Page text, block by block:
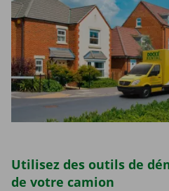
Utilisez des outils de
de votre camion